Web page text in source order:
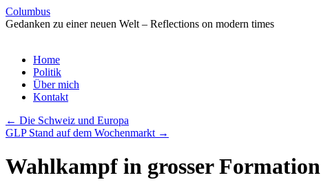
Columbus
Gedanken zu einer neuen Welt – Reflections on modern times
Zum
Inhalt
springen
Home
Politik
Über mich
Kontakt
← Die Schweiz und Europa
GLP Stand auf dem Wochenmarkt →
Wahlkampf in grosser Formation